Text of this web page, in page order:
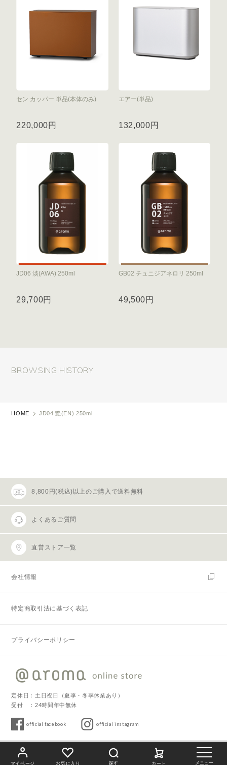
セン カッパー 単品(本体のみ)
220,000円
エアー(単品)
132,000円
JD06 淡(AWA) 250ml
29,700円
GB02 チュニジアネロリ 250ml
49,500円
BROWSING HISTORY
HOME JD04 艶(EN) 250ml
8,800円(税込)以上のご購入で送料無料
よくあるご質問
直営ストア一覧
会社情報
特定商取引法に基づく表記
プライバシーポリシー
定休日：土日祝日（夏季・冬季休業あり）
受付 ：24時間年中無休
official facebook official instagram
Copyright © 2019 @aroma. All Rights Reserved.
マイページ
お気に入り 探す カート メニュー